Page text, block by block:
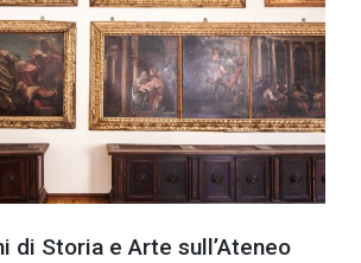
di Storia e Arte sull’Ateneo